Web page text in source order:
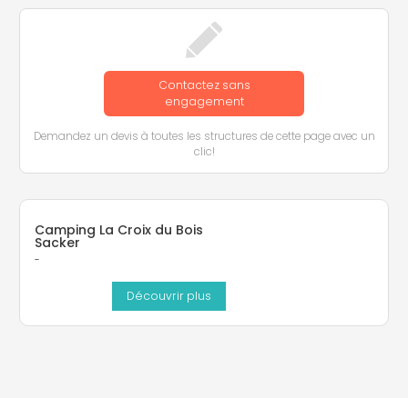
Contactez sans
engagement
Demandez un devis à toutes les structures de cette page avec un
clic!
Camping La Croix du Bois
Sacker
-
Découvrir plus